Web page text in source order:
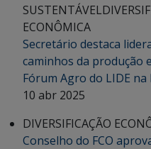
SUSTENTÁVEL
ECONÔMICA
Secretário destaca
caminhos da produção
Fórum Agro do LIDE
10 abr 2025
DIVERSIFICAÇÃO
Conselho do FCO